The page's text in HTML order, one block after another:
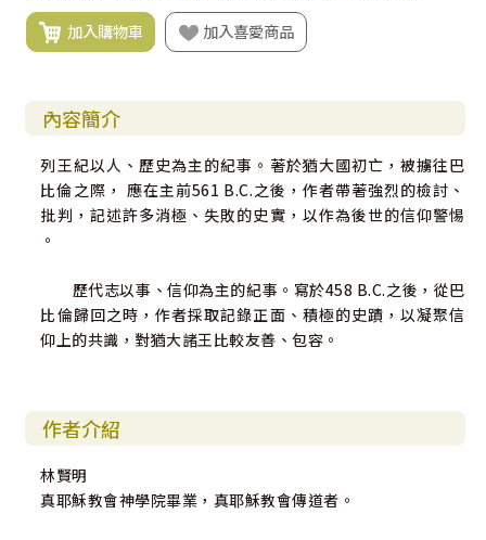
加入購物車 加入喜愛商品
內容簡介
列王紀以人、歷史為主的紀事。著於猶大國初亡，被擄往巴
比倫之際， 應在主前561 B.C.之後，作者帶著強烈的檢討、
批判，記述許多消極、失敗的史實，以作為後世的信仰警惕
。
歷代志以事、信仰為主的紀事。寫於458 B.C.之後，從巴
比倫歸回之時，作者採取記錄正面、積極的史蹟，以凝聚信
仰上的共識，對猶大諸王比較友善、包容。
作者介紹
林賢明
真耶穌教會神學院畢業，真耶穌教會傳道者。